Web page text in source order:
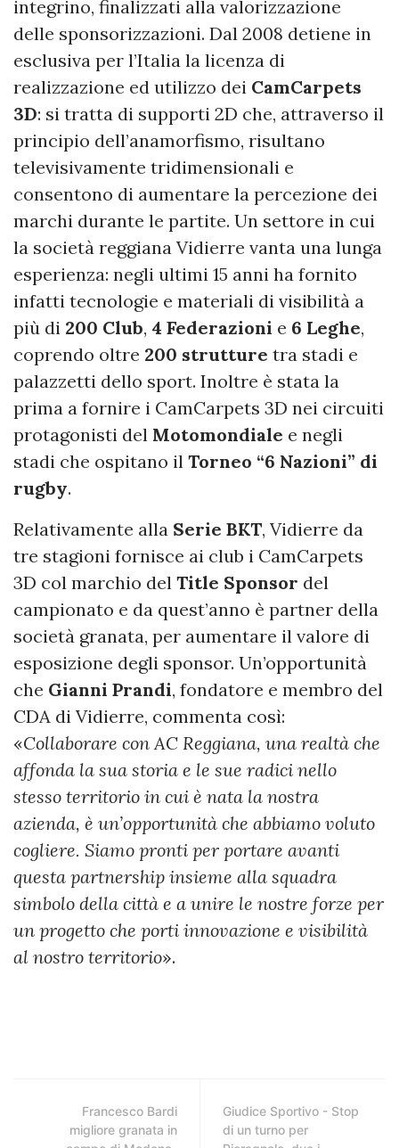
integrino, finalizzati alla valorizzazione
delle sponsorizzazioni. Dal 2008 detiene in
esclusiva per l’Italia la licenza di
realizzazione ed utilizzo dei CamCarpets
3D: si tratta di supporti 2D che, attraverso il
principio dell’anamorfismo, risultano
televisivamente tridimensionali e
consentono di aumentare la percezione dei
marchi durante le partite. Un settore in cui
la società reggiana Vidierre vanta una lunga
esperienza: negli ultimi 15 anni ha fornito
infatti tecnologie e materiali di visibilità a
più di 200 Club, 4 Federazioni e 6 Leghe,
coprendo oltre 200 strutture tra stadi e
palazzetti dello sport. Inoltre è stata la
prima a fornire i CamCarpets 3D nei circuiti
protagonisti del Motomondiale e negli
stadi che ospitano il Torneo “6 Nazioni” di
rugby.
Relativamente alla Serie BKT, Vidierre da
tre stagioni fornisce ai club i CamCarpets
3D col marchio del Title Sponsor del
campionato e da quest’anno è partner della
società granata, per aumentare il valore di
esposizione degli sponsor. Un’opportunità
che Gianni Prandi, fondatore e membro del
CDA di Vidierre, commenta così:
«Collaborare con AC Reggiana, una realtà che
affonda la sua storia e le sue radici nello
stesso territorio in cui è nata la nostra
azienda, è un’opportunità che abbiamo voluto
cogliere. Siamo pronti per portare avanti
questa partnership insieme alla squadra
simbolo della città e a unire le nostre forze per
un progetto che porti innovazione e visibilità
al nostro territorio».
Francesco Bardi
migliore granata in
Giudice Sportivo - Stop
di un turno per